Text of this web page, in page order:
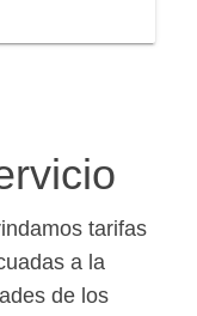
tarifas
a la
de los